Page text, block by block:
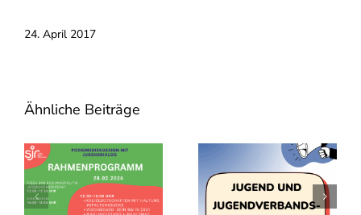
24. April 2017
Ähnliche Beiträge